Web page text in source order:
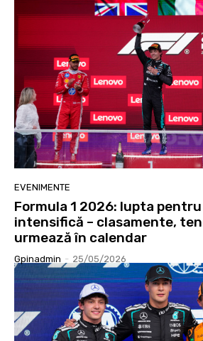
EVENIMENTE
Formula 1 2026: lupta
intensifică – clasamente,
urmează în calendar
Gpinadmin - 25/05/2026